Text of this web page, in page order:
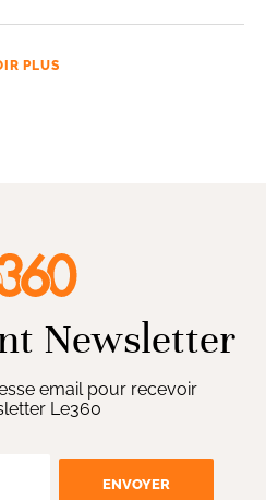
PLUS
Newsletter
email pour recevoir
Le360
ENVOYER